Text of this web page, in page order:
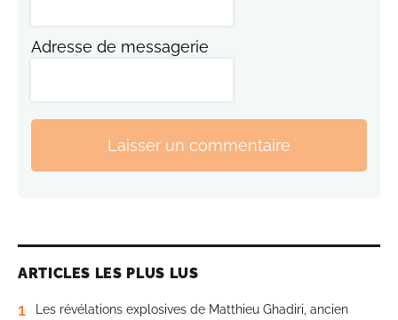
Adresse de messagerie
Laisser un commentaire
ARTICLES LES PLUS LUS
1
Les révélations explosives de Matthieu Ghadiri, ancien